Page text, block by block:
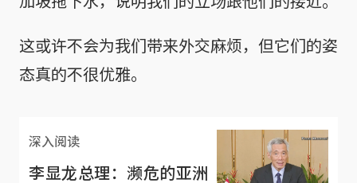
这或许不会为我们带来外交麻烦，但它们的姿
态真的不很优雅。
深入阅读
李显龙总理：濒危的亚洲